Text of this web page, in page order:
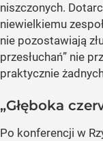
niszczonych.
niewielkiemu
nie pozostawiają
przesłuchań” nie
praktycznie
„Głęboka
Po konferencji w